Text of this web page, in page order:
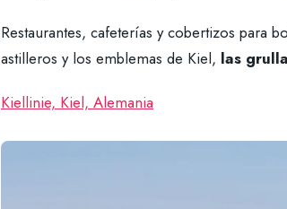
Restaurantes, cafeterías y cobertizos para
astilleros y los emblemas de Kiel, las
Kiellinie, Kiel, Alemania